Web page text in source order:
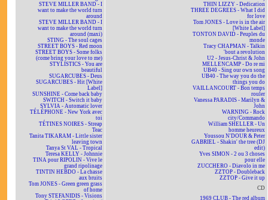
STEVE MILLER BAND - I
want to make the world turn
around
STEVE MILLER BAND - I
want to make the world turn
around (maxi)
STING - The soul cages
STREET BOYS - Red moon
STREET BOYS - Some folks
(come bring your love to me)
STYLISTICS - You are
beautiful
SUGARCUBES - Deus
SUGARCUBES - Hit [White
Label]
SUNSHINE - Come back baby
SWITCH - Switch it baby
SYLVIA - Automatic lover
TÉLÉPHONE - New York avec
toi
TÉTINES NOIRES - Streap
Teac
Tanita TIKARAM - Little sister
leaving town
Tanya St VAL - Tropical
Teresa KELLY - Johnnie
TINA pour RIPOLIN - Vive le
grand ripolinage
TINTIN HEBDO - La chasse
aux bruits
Tom JONES - Green green grass
of home
Tony STEFANIDIS - Visions
THIN LIZZY - Dedication
THREE DEGREES - What I did
for love
Tom JONES - Love is in the air
[White Label]
TONTON DAVID - Peuples du
monde
Tracy CHAPMAN - Talkin
'bout a revolution
U2 - Jesus-Christ & John
MELLENCAMP - Do re mi
UB40 - Sing our own song
UB40 - The way you do the
things you do
VAILLANCOURT - Bon temps
rouler
Vanessa PARADIS - Marilyn &
John
WARNING - Rock
city/Commando
William SHELLER - Un
homme heureux
Youssou N'DOUR & Peter
GABRIEL - Shakin' the tree (DJ
edit)
Yves SIMON - 2 ou 3 choses
pour elle
ZUCCHERO - Diavolo in me
ZZTOP - Doubleback
ZZTOP - Give it up
CD
1969 CLUB - The red album